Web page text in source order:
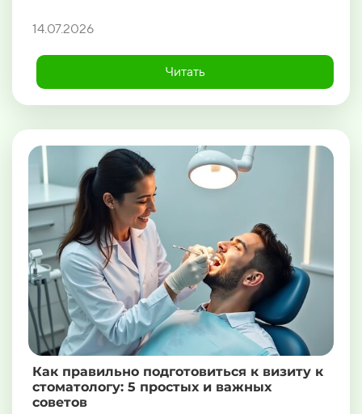
14.07.2026
Читать
Как правильно подготовиться к визиту к
стоматологу: 5 простых и важных
советов